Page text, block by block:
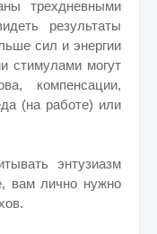
трехдневными
результаты
сил и энергии
стимулами могут
компенсации,
(на работе) или
энтузиазм
вам лично нужно